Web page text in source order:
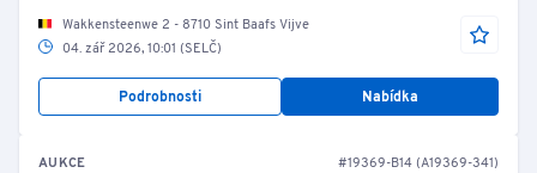
Wakkensteenwe 2 - 8710 Sint Baafs Vijve
04. zář 2026, 10:01 (SELČ)
Podrobnosti Nabídka
AUKCE #19369-B14 (A19369-341)